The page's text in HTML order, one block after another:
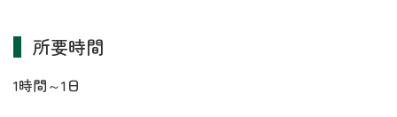
所要時間
1時間～1日